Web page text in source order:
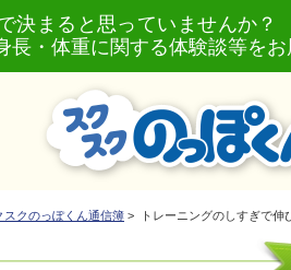
決まると思っていませんか
長・体重に関する体験談等を
スクのっぽくん通信簿 > トレーニングのしすぎで伸